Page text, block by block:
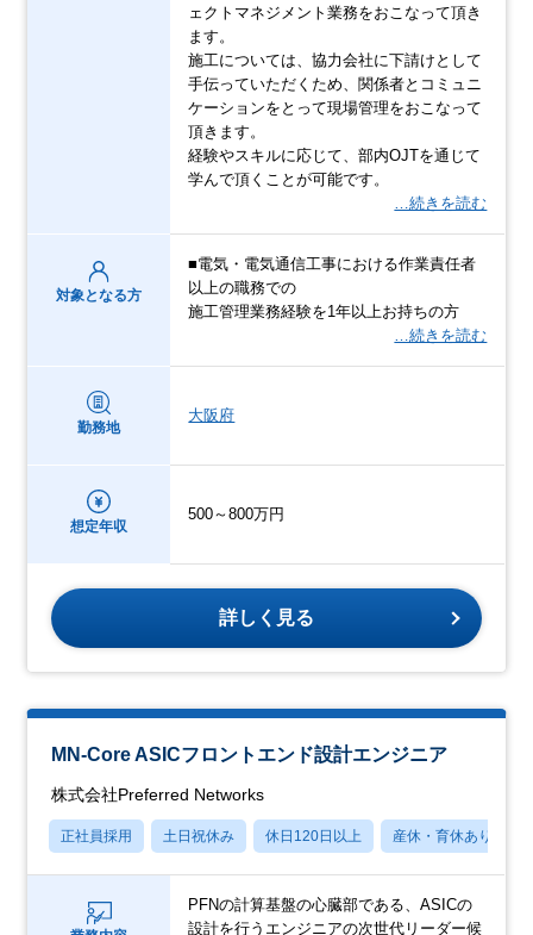
ェクトマネジメント業務をおこなって頂き
ます。
施工については、協力会社に下請けとして
手伝っていただくため、関係者とコミュニ
ケーションをとって現場管理をおこなって
頂きます。
経験やスキルに応じて、部内OJTを通じて
学んで頂くことが可能です。
…続きを読む
対象となる方
■電気・電気通信工事における作業責任者
以上の職務での
施工管理業務経験を1年以上お持ちの方
…続きを読む
勤務地
大阪府
想定年収
500～800万円
詳しく見る
MN-Core ASICフロントエンド設計エンジニア
株式会社Preferred Networks
正社員採用 土日祝休み 休日120日以上 産休・育休あり
PFNの計算基盤の心臓部である、ASICの
設計を行うエンジニアの次世代リーダー候